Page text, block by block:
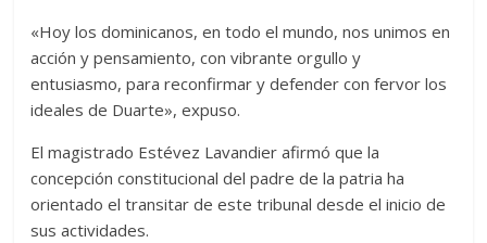
«Hoy los dominicanos, en todo el mundo, nos unimos en
acción y pensamiento, con vibrante orgullo y
entusiasmo, para reconfirmar y defender con fervor los
ideales de Duarte», expuso.
El magistrado Estévez Lavandier afirmó que la
concepción constitucional del padre de la patria ha
orientado el transitar de este tribunal desde el inicio de
sus actividades.